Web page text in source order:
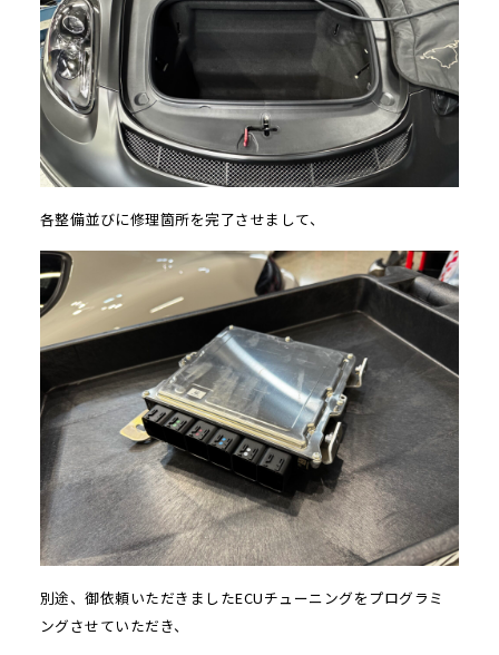
各整備並びに修理箇所を完了させまして、
別途、御依頼いただきましたECUチューニングをプログラミ
ングさせていただき、